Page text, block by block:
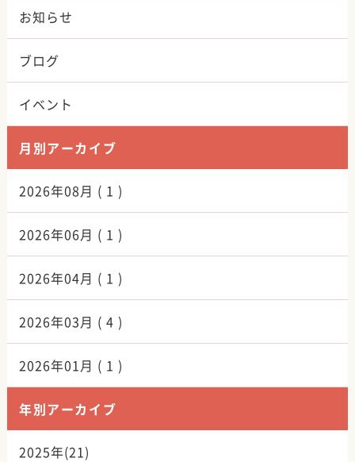
お知らせ
ブログ
イベント
月別アーカイブ
2026年08月 ( 1 )
2026年06月 ( 1 )
2026年04月 ( 1 )
2026年03月 ( 4 )
2026年01月 ( 1 )
年別アーカイブ
2025年(21)